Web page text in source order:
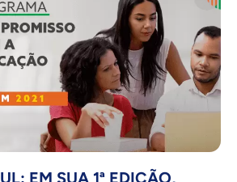
EM SUA 1ª EDIÇÃO,